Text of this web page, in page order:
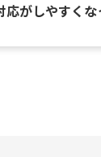
応がしやすくな